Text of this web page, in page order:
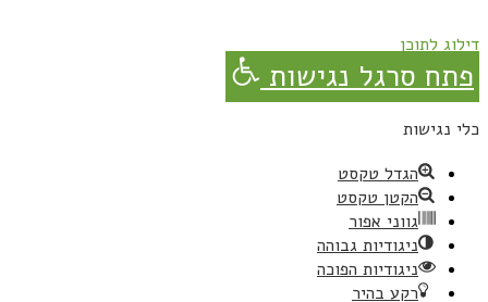
דילוג לתוכן
פתח סרגל נגישות
כלי נגישות
הגדל טקסט
הקטן טקסט
גווני אפור
ניגודיות גבוהה
ניגודיות הפוכה
רקע בהיר